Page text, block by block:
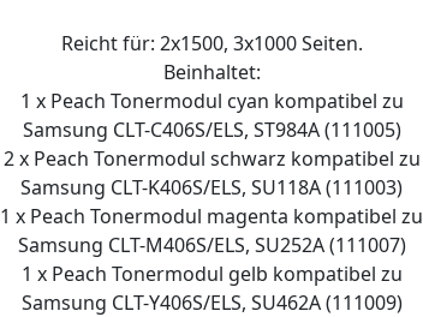
Reicht für: 2x1500, 3x1000 Seiten.
Beinhaltet:
1 x Peach Tonermodul cyan kompatibel zu
Samsung CLT-C406S/ELS, ST984A (111005)
2 x Peach Tonermodul schwarz kompatibel zu
Samsung CLT-K406S/ELS, SU118A (111003)
1 x Peach Tonermodul magenta kompatibel zu
Samsung CLT-M406S/ELS, SU252A (111007)
1 x Peach Tonermodul gelb kompatibel zu
Samsung CLT-Y406S/ELS, SU462A (111009)